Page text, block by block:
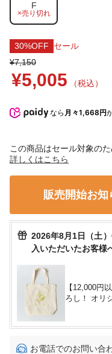
F
×売り切れ
30%OFF
セール
¥7,150
¥5,005 （税込）
なら 月々1,668円
この商品はセール対象のた
詳しくはこちら
販売開始お知
2026年8月1日（土
入いただいたお客様
【12,000円
ろし！ オリ
お電話でのお問い合